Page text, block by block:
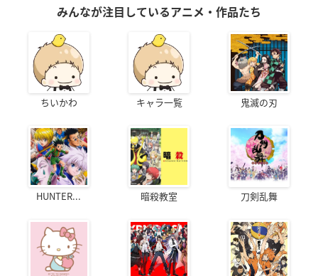
みんなが注目しているアニメ・作品たち
ちいかわ キャラ一覧 鬼滅の刃
HUNTER... 暗殺教室 刀剣乱舞